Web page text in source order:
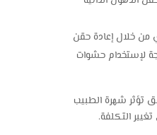
خلال إعادة حقن
لإستخدام حشوات
تؤثر شهرة الطبيب
التكلفة.